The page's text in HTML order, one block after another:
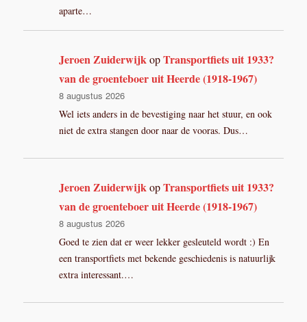
aparte…
Jeroen Zuiderwijk opTransportfiets uit 1933?
van de groenteboer uit Heerde (1918-1967)
8 augustus 2026
Wel iets anders in de bevestiging naar het stuur, en ook
niet de extra stangen door naar de vooras. Dus…
Jeroen Zuiderwijk opTransportfiets uit 1933?
van de groenteboer uit Heerde (1918-1967)
8 augustus 2026
Goed te zien dat er weer lekker gesleuteld wordt :) En
een transportfiets met bekende geschiedenis is natuurlijk
extra interessant.…